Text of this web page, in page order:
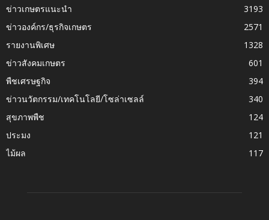
ข่าวเกษตรแนะนำ
3193
ข่าวองค์กร/ธุรกิจเกษตร
2571
รายงานพิเศษ
1328
ข่าวสังคมเกษตร
601
พืชเศรษฐกิจ
394
ข่าวนวัตกรรม/เทคโนโลยี/โซล่าเซลล์
340
สุขภาพพืช
124
ประมง
121
ไม้ผล
117